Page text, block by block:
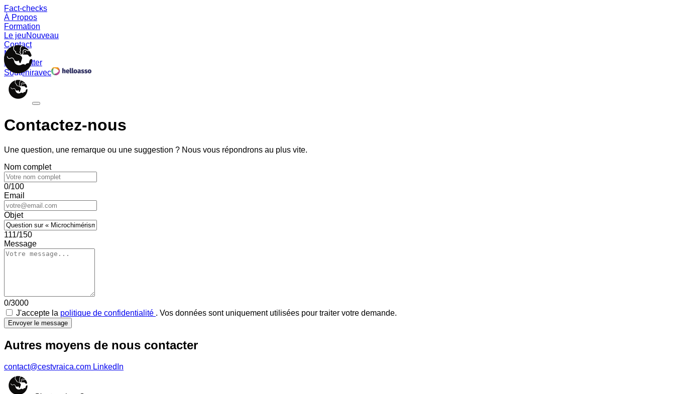
Fact-checks
À Propos
Formation
Le jeuNouveau
Contact
Memes
Newsletter
Souteniravec
Contactez-nous
Une question, une remarque ou une suggestion ? Nous vous répondrons au plus vite.
Nom complet
0/100
Email
Objet
111/150
Message
0/3000
J'accepte la politique de confidentialité . Vos données sont uniquement utilisées pour traiter votre demande.
Envoyer le message
Autres moyens de nous contacter
contact@cestvraica.com LinkedIn